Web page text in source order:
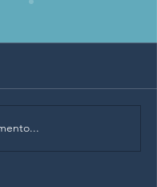
a
seconda tappa